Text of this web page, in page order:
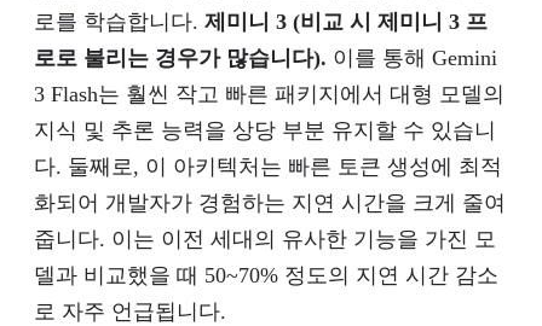
로를 학습합니다. 제미니 3 (비교 시 제미니 3 프
로로 불리는 경우가 많습니다). 이를 통해 Gemini
3 Flash는 훨씬 작고 빠른 패키지에서 대형 모델의
지식 및 추론 능력을 상당 부분 유지할 수 있습니
다. 둘째로, 이 아키텍처는 빠른 토큰 생성에 최적
화되어 개발자가 경험하는 지연 시간을 크게 줄여
줍니다. 이는 이전 세대의 유사한 기능을 가진 모
델과 비교했을 때 50~70% 정도의 지연 시간 감소
로 자주 언급됩니다.